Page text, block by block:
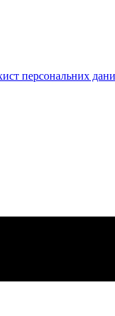
персональних